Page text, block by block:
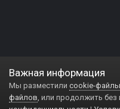
Важная информация
Мы разместили cookie-файлы
файлов, или продолжить без